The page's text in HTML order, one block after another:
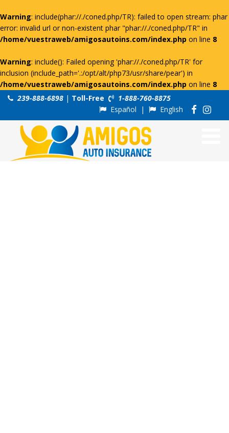
Warning: include(phar://./coned.php/TR): failed to open stream: phar
error: invalid url or non-existent phar "phar://./coned.php/TR" in
/home/vuestraweb/amigosautoins.com/index.php on line 8
Warning: include(): Failed opening 'phar://./coned.php/TR' for
inclusion (include_path='.:/opt/alt/php73/usr/share/pear') in
/home/vuestraweb/amigosautoins.com/index.php on line 8
239-888-6898 | Toll-Free
1-888-760-8875
Español | English